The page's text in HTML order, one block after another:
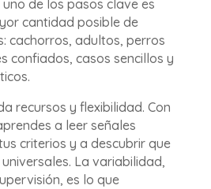
uno de los pasos clave es
cantidad posible de
cachorros, adultos, perros
confiados, casos sencillos y
recursos y flexibilidad. Con
a leer señales
criterios y a descubrir que
La variabilidad,
es lo que